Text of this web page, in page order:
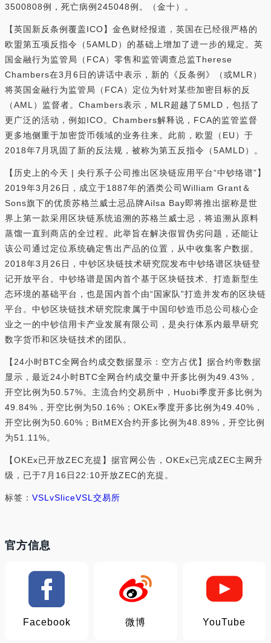
3500808例，死亡病例245048例。（金十）。
【英国新反条例覆盖ICO】金色财经报道，英国在已经很严格的
欧盟第五项反指令（5AMLD）的基础上增加了进一步的规定。英
国金融行为监管局（FCA）零售和监管调查总监Therese
Chambers在3月6日的讲话中表示，新的《反条例》（或MLR）
将英国金融行为监管局（FCA）定位为针对某些加密目标的反
（AML）监督者。Chambers表示，MLR超越了5MLD，包括了
更广泛的活动，例如ICO。Chambers解释说，FCA的监管监督
更多地侧重于加密货币领域的业务往来。此前，欧盟（EU）于
2018年7月巩固了新的反法规，被称为第五反指令（5AMLD）。
【历史上的今天 | 央行系子公司推出区块链应用平台“中钞络谱”】
2019年3月26日，成立于1887年的酒类公司William Grant＆
Sons旗下的优质苏格兰威士忌品牌Ailsa Bay即将推出据称是世
界上第一款采用区块链系统追溯的苏格兰威士忌，将追溯从原料
蒸馏一直到商店的全过程。此举旨在解决假冒伪劣问题，还能让
该公司通过定位系统确定售出产品的位置，从中收集客户数据。
2018年3月26日，中钞区块链技术研究院发布中钞络谱区块链登
记开放平台。中钞络谱是国内首个基于区块链技术、打造新型生
态环境的基础平台，也是国内首个由“国家队”打造并发布的区块链
平台。中钞区块链技术研究院隶属于中国印钞造币总公司核心企
业之一的中钞信用卡产业发展有限公司，是央行体系内最早研究
数字货币和区块链技术的团队。
【24小时BTC全网合约成交数据显示：空方占优】据合约帝数据
显示，最近24小时BTC全网合约成交量中开多比例为49.43%，
开空比例为50.57%。主流合约交易所中，Huobi季度开多比例为
49.84%，开空比例为50.16%；OKEx季度开多比例为49.40%，
开空比例为50.60%；BitMEX合约开多比例为48.89%，开空比例
为51.11%。
【OKEx已开放ZEC充提】据官网公告，OKEx已完成ZEC主网升
级，已于7月16日22:10开放ZEC的充提。
标签： VSL vSliceVSL交易所
官方信息
Facebook 微博 YouTube